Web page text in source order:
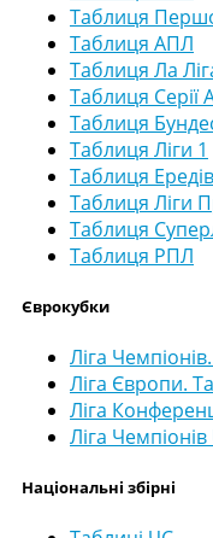
Таблиця
Таблиця АПЛ
Таблиця Ла
Таблиця Серії
Таблиця
Таблиця Ліги 1
Таблиця
Таблиця Ліги
Таблиця
Таблиця РПЛ
Єврокубки
Ліга
Ліга Європи.
Ліга
Ліга
Національні збірні